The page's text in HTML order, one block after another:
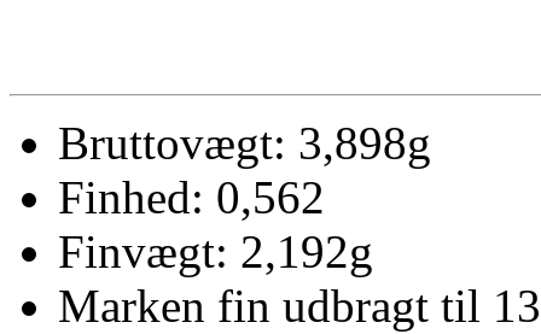
Bruttovægt: 3,898g
Finhed: 0,562
Finvægt: 2,192g
Marken fin udbragt til